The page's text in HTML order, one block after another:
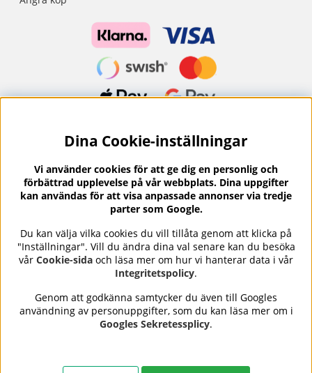
Nyhetsbrev?
I vårt nyhetsbrev får du ta del av nyheter och
erbjudanden.
Se våra omdömen på⭐ Trustpilot
Nails Body and Beautyerbjuder professionell hudvård,
nagellack och makeup från ledande varumärken som OPI,
Dina Cookie-inställningar
Vi använder cookies för att ge dig en personlig och
förbättrad upplevelse på vår webbplats. Dina uppgifter
kan användas för att visa anpassade annonser via tredje
parter som Google.
Du kan välja vilka cookies du vill tillåta genom att klicka på
"Inställningar". Vill du ändra dina val senare kan du besöka
vår Cookie-sida och läsa mer om hur vi hanterar data i vår
Integritetspolicy.
Genom att godkänna samtycker du även till Googles
användning av personuppgifter, som du kan läsa mer om i
Googles Sekretessplicy.